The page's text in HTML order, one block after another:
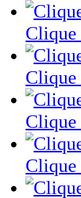
Clique
Clique
Clique
Clique